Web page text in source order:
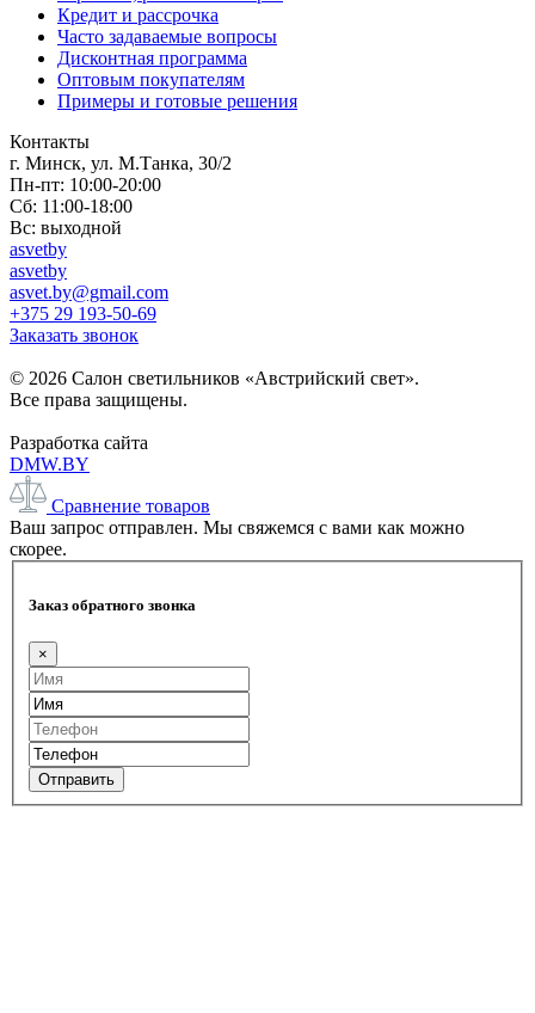
Кредит и рассрочка
Часто задаваемые вопросы
Дисконтная программа
Оптовым покупателям
Примеры и готовые решения
Контакты
г. Минск, ул. М.Танка, 30/2
Пн-пт: 10:00-20:00
Сб: 11:00-18:00
Вс: выходной
asvetby
asvetby
asvet.by@gmail.com
+375 29 193-50-69
Заказать звонок
© 2026 Салон светильников «Австрийский свет».
Все права защищены.
Разработка сайта
DMW.BY
Сравнение товаров
Ваш запрос отправлен. Мы свяжемся с вами как можно
скорее.
Заказ обратного звонка
×
Отправить